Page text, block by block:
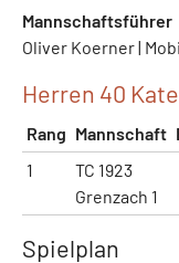
Mannschaftsführer
Oliver Koerner |
Herren 40
Rang Mannschaft
1
TC 1923
Grenzach 1
Spielplan